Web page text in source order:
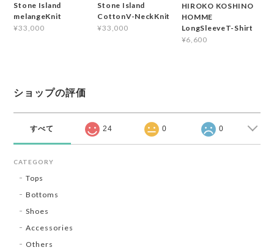
Stone Island
melangeKnit
¥33,000
Stone Island
CottonV-NeckKnit
¥33,000
HIROKO KOSHINO
HOMME
LongSleeveT-Shirt
¥6,600
ショップの評価
すべて 24 0 0
CATEGORY
Tops
Bottoms
Shoes
Accessories
Others